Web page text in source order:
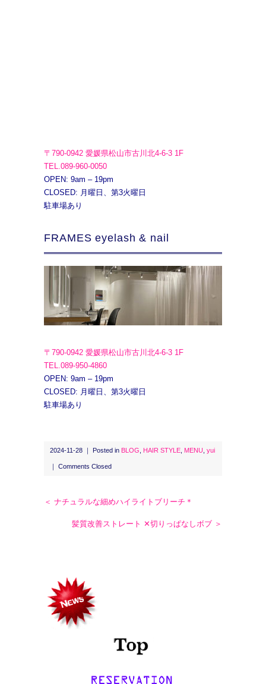
〒790-0942 愛媛県松山市古川北4-6-3 1F
TEL.089-960-0050
OPEN: 9am – 19pm
CLOSED: 月曜日、第3火曜日
駐車場あり
FRAMES eyelash & nail
〒790-0942 愛媛県松山市古川北4-6-3 1F
TEL.089-950-4860
OPEN: 9am – 19pm
CLOSED: 月曜日、第3火曜日
駐車場あり
2024-11-28 ｜ Posted in BLOG HAIR STYLE MENU yui
Comments Closed
＜ ナチュラルな細めハイライトブリーチ＊
髪質改善ストレート ✕切りっぱなしボブ ＞